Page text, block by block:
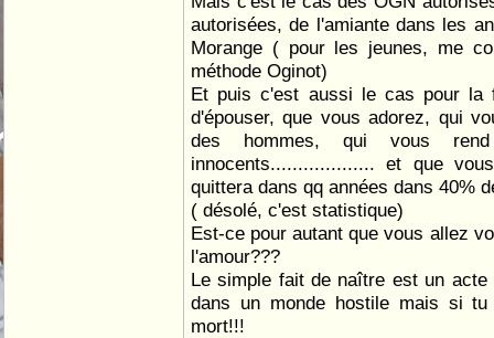
autorisées, de l'amiante dans les
Morange ( pour les jeunes, me
méthode Oginot)
Et puis c'est aussi le cas pour la
d'épouser, que vous adorez, qui
des hommes, qui vous
innocents................... et que
quittera dans qq années dans 40%
( désolé, c'est statistique)
Est-ce pour autant que vous allez
l'amour???
Le simple fait de naître est un acte
dans un monde hostile mais si
mort!!!